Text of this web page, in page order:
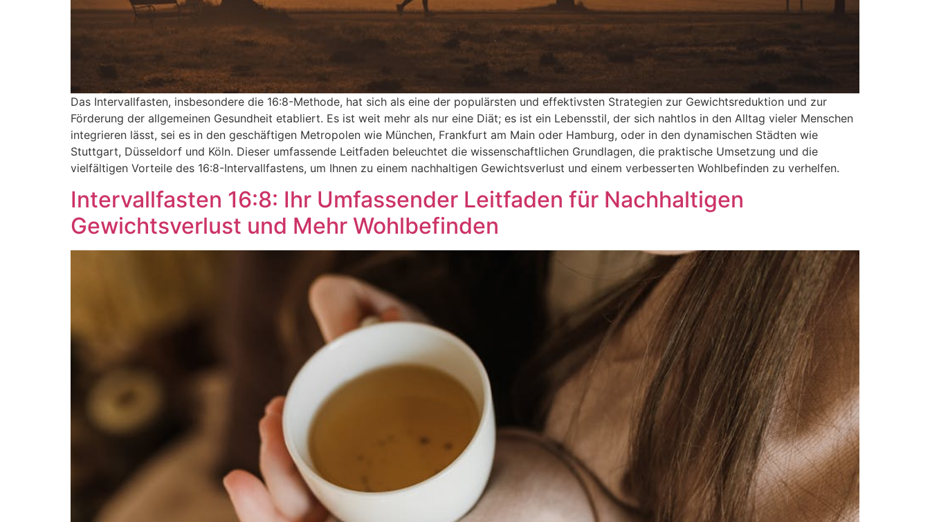
Das Intervallfasten, insbesondere die 16:8-Methode, hat sich als eine der populärsten und effektivsten Strategien zur Gewichtsreduktion und zur
Förderung der allgemeinen Gesundheit etabliert. Es ist weit mehr als nur eine Diät; es ist ein Lebensstil, der sich nahtlos in den Alltag vieler Menschen
integrieren lässt, sei es in den geschäftigen Metropolen wie München, Frankfurt am Main oder Hamburg, oder in den dynamischen Städten wie
Stuttgart, Düsseldorf und Köln. Dieser umfassende Leitfaden beleuchtet die wissenschaftlichen Grundlagen, die praktische Umsetzung und die
vielfältigen Vorteile des 16:8-Intervallfastens, um Ihnen zu einem nachhaltigen Gewichtsverlust und einem verbesserten Wohlbefinden zu verhelfen.
Intervallfasten 16:8: Ihr Umfassender Leitfaden für Nachhaltigen
Gewichtsverlust und Mehr Wohlbefinden